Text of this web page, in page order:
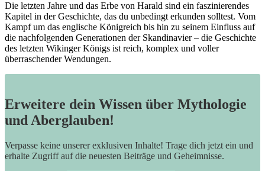
Die letzten Jahre und das Erbe von Harald sind ein ⁢faszinierendes
Kapitel in der Geschichte, das du unbedingt​ erkunden ‌solltest. ‍Vom
⁤Kampf um das englische Königreich bis hin zu seinem Einfluss auf
die nachfolgenden Generationen der Skandinavier – die Geschichte
des letzten Wikinger Königs ist reich, komplex und voller
überraschender Wendungen.
Erweitere dein Wissen über Mythologie
und Aberglauben!
Verpasse keine unserer exklusiven Inhalte! Trage dich jetzt ein und
erhalte Zugriff auf die neuesten Beiträge und Geheimnisse.